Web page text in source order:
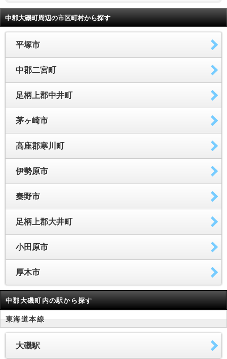
中郡大磯町周辺の市区町村から探す
平塚市
中郡二宮町
足柄上郡中井町
茅ヶ崎市
高座郡寒川町
伊勢原市
秦野市
足柄上郡大井町
小田原市
厚木市
中郡大磯町内の駅から探す
東海道本線
大磯駅